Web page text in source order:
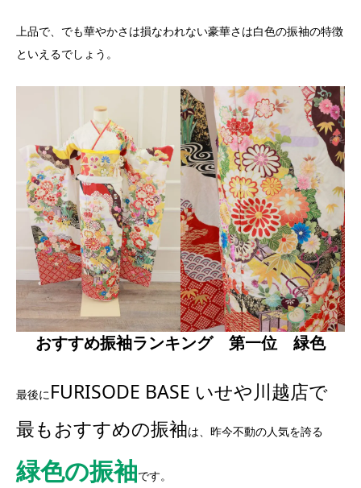
上品で、でも華やかさは損なわれない豪華さは白色の振袖の特徴
といえるでしょう。
おすすめ振袖ランキング 第一位 緑色
最後にFURISODE BASE いせや川越店で
最もおすすめの振袖は、昨今不動の人気を誇る
緑色の振袖です。